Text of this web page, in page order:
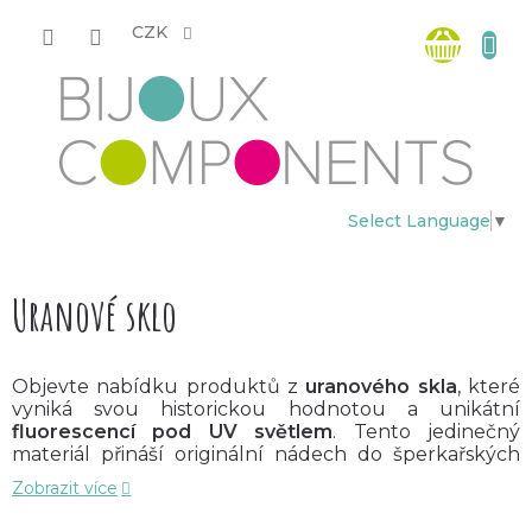
CZK
Select Language ▼
košík
Uranové sklo
Objevte nabídku produktů z uranového skla, které
vyniká svou historickou hodnotou a unikátní
fluorescencí
pod UV světlem. Tento jedinečný
materiál přináší originální nádech do šperkařských
projektů i dekorativních výrobků.
Zobrazit více